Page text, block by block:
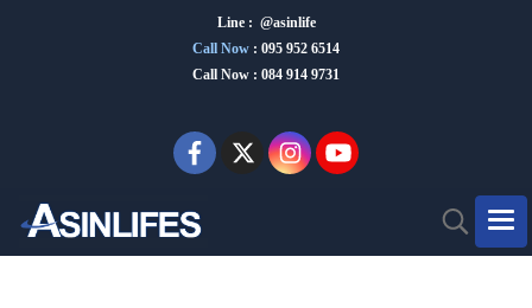
Line : @asinlife
Call Now : 095 952 6514
Call Now : 084 914 9731